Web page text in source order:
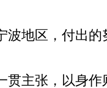
波地区，付出
贯主张，以身